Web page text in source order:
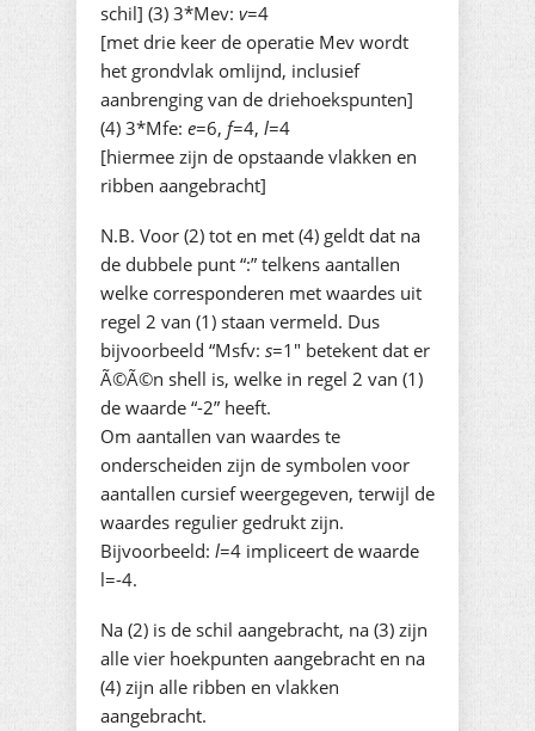
schil] (3) 3*Mev: v=4
[met drie keer de operatie Mev wordt
het grondvlak omlijnd, inclusief
aanbrenging van de driehoekspunten]
(4) 3*Mfe: e=6, f=4, l=4
[hiermee zijn de opstaande vlakken en
ribben aangebracht]
N.B. Voor (2) tot en met (4) geldt dat na
de dubbele punt “:” telkens aantallen
welke corresponderen met waardes uit
regel 2 van (1) staan vermeld. Dus
bijvoorbeeld “Msfv: s=1″ betekent dat er
Ã©Ã©n shell is, welke in regel 2 van (1)
de waarde “-2” heeft.
Om aantallen van waardes te
onderscheiden zijn de symbolen voor
aantallen cursief weergegeven, terwijl de
waardes regulier gedrukt zijn.
Bijvoorbeeld: l=4 impliceert de waarde
l=-4.
Na (2) is de schil aangebracht, na (3) zijn
alle vier hoekpunten aangebracht en na
(4) zijn alle ribben en vlakken
aangebracht.